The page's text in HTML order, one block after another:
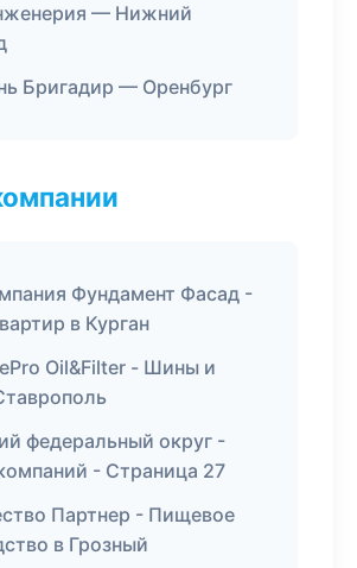
— Нижний
Бригадир — Оренбург
Фундамент Фасад -
в Курган
Oil&Filter - Шины и
федеральный округ -
- Страница 27
Партнер - Пищевое
в Грозный